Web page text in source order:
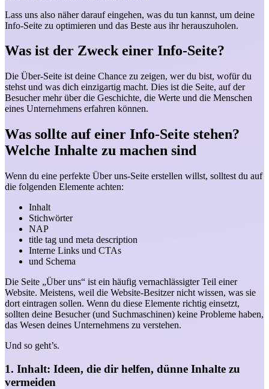
Lass uns also näher darauf eingehen, was du tun kannst, um deine
Info-Seite zu optimieren und das Beste aus ihr herauszuholen.
Was ist der Zweck einer Info-Seite?
Die Über-Seite ist deine Chance zu zeigen, wer du bist, wofür du
stehst und was dich einzigartig macht. Dies ist die Seite, auf der
Besucher mehr über die Geschichte, die Werte und die Menschen
eines Unternehmens erfahren können.
Was sollte auf einer Info-Seite stehen?
Welche Inhalte zu machen sind
Wenn du eine perfekte Über uns-Seite erstellen willst, solltest du auf
die folgenden Elemente achten:
Inhalt
Stichwörter
NAP
title tag und meta description
Interne Links und CTAs
und Schema
Die Seite „Über uns“ ist ein häufig vernachlässigter Teil einer
Website. Meistens, weil die Website-Besitzer nicht wissen, was sie
dort eintragen sollen. Wenn du diese Elemente richtig einsetzt,
sollten deine Besucher (und Suchmaschinen) keine Probleme haben,
das Wesen deines Unternehmens zu verstehen.
Und so geht’s.
1. Inhalt: Ideen, die dir helfen, dünne Inhalte zu
vermeiden